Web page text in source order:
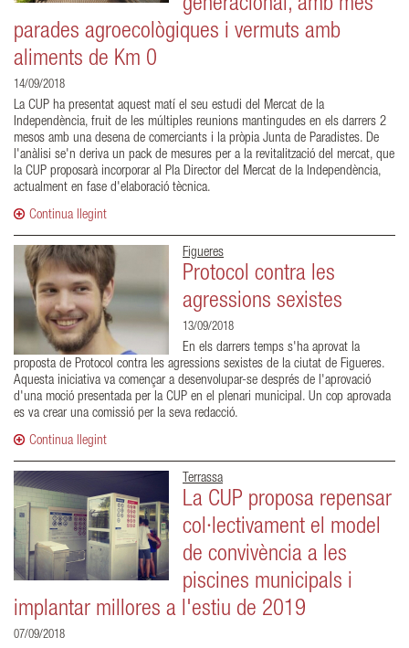
generacional, amb més
parades agroecològiques i vermuts amb
aliments de Km 0
14/09/2018
La CUP ha presentat aquest matí el seu estudi del Mercat de la
Independència, fruit de les múltiples reunions mantingudes en els darrers 2
mesos amb una desena de comerciants i la pròpia Junta de Paradistes. De
l'anàlisi se'n deriva un pack de mesures per a la revitalització del mercat, que
la CUP proposarà incorporar al Pla Director del Mercat de la Independència,
actualment en fase d'elaboració tècnica.
Continua llegint
Figueres
Protocol contra les
agressions sexistes
13/09/2018
En els darrers temps s'ha aprovat la
proposta de Protocol contra les agressions sexistes de la ciutat de Figueres.
Aquesta iniciativa va començar a desenvolupar-se després de l'aprovació
d'una moció presentada per la CUP en el plenari municipal. Un cop aprovada
es va crear una comissió per la seva redacció.
Continua llegint
Terrassa
La CUP proposa repensar
col·lectivament el model
de convivència a les
piscines municipals i
implantar millores a l'estiu de 2019
07/09/2018